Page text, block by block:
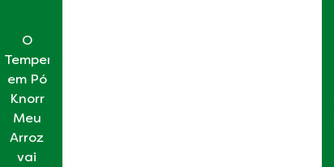
O
Tempero
em Pó
Knorr
Meu
Arroz
vai